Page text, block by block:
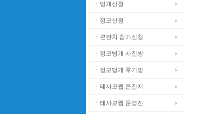
ㆍ벙개신청
ㆍ정모신청
ㆍ큰잔치 참가신청
ㆍ정모벙개 사진방
ㆍ정모벙개 후기방
ㆍ테사모웹 큰잔치
ㆍ테사모웹 운영진